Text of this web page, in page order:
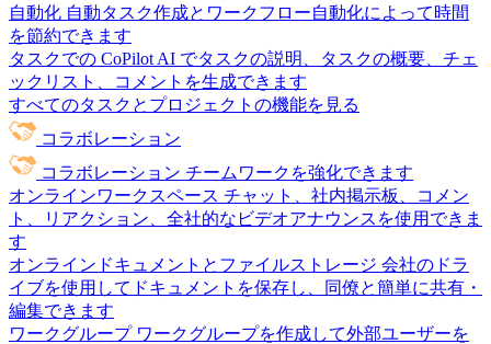
自動化 自動タスク作成とワークフロー自動化によって時間
を節約できます
タスクでの CoPilot AI でタスクの説明、タスクの概要、チェ
ックリスト、コメントを生成できます
すべてのタスクとプロジェクトの機能を見る
コラボレーション
コラボレーション チームワークを強化できます
オンラインワークスペース チャット、社内掲示板、コメン
ト、リアクション、全社的なビデオアナウンスを使用できま
す
オンラインドキュメントとファイルストレージ 会社のドラ
イブを使用してドキュメントを保存し、同僚と簡単に共有・
編集できます
ワークグループ ワークグループを作成して外部ユーザーを